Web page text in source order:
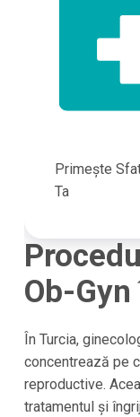
Primește
Ta
Ob-
În Turcia,
concentrează pe
reproductive.
tratamentul și